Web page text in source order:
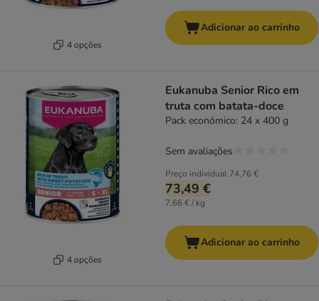
4 opções
Adicionar ao carrinho
4 opções
Eukanuba Senior Rico em
truta com batata-doce
Pack económico: 24 x 400 g
Preço individual 74,76 €
73,49 €
7,66 € / kg
Sem avaliações
Adicionar ao carrinho